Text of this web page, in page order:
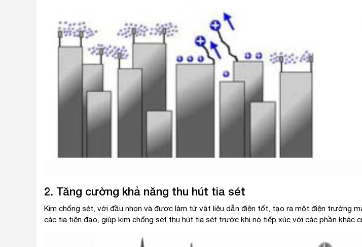
2. Tăng cường khả năng thu hút tia sét
Kim chống sét, với đầu nhọn và được làm từ vật liệu dẫn điện tốt, tạo ra một điện trường
các tia tiên đạo, giúp kim chống sét thu hút tia sét trước khi nó tiếp xúc với các phần khác